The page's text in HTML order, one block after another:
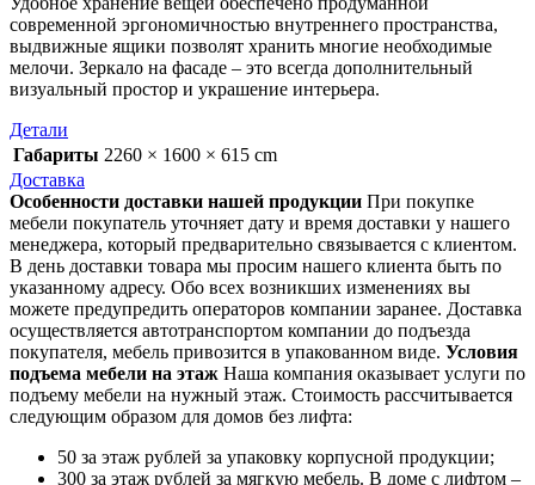
современной эргономичностью внутреннего пространства,
выдвижные ящики позволят хранить многие необходимые
мелочи. Зеркало на фасаде – это всегда дополнительный
визуальный простор и украшение интерьера.
Детали
Габариты 2260 × 1600 × 615 cm
Доставка
Особенности доставки нашей продукции При покупке
мебели покупатель уточняет дату и время доставки у нашего
менеджера, который предварительно связывается с клиентом.
В день доставки товара мы просим нашего клиента быть по
указанному адресу. Обо всех возникших изменениях вы
можете предупредить операторов компании заранее. Доставка
осуществляется автотранспортом компании до подъезда
покупателя, мебель привозится в упакованном виде. Условия
подъема мебели на этаж Наша компания оказывает услуги по
подъему мебели на нужный этаж. Стоимость рассчитывается
следующим образом для домов без лифта:
50 за этаж рублей за упаковку корпусной продукции;
300 за этаж рублей за мягкую мебель. В доме с лифтом –